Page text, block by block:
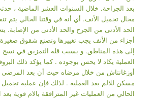
بعد الجراحة. خلال السنوات العشر الماضية ،
مجال تجميل الأنف. أي أنه في وقتنا الحالي يتم
الحد الأدنى من الجرح والحد الأدنى من الإصابة.
أجزاء من الأنف يجب تغييرها وتصنع شقوق
إلى هذه المناطق. و بسبب قلة التمزيق في نسج
العملية يكاد لا يحس بوجوده . كما يؤكد ذلك
أوزغانتاش من خلال مرضاه حيث أن بعد المرضى
مسكن للالم بعد العملية . لذلك فإن عملية تجميل
الحالي من العمليات غير المترافقة بالام قوية بعد